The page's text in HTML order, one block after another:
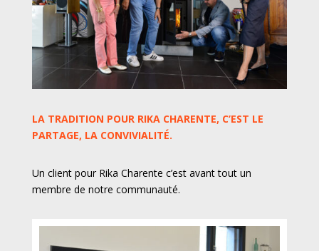
LA TRADITION POUR RIKA CHARENTE, C’EST LE
PARTAGE, LA CONVIVIALITÉ.
Un client pour Rika Charente c’est avant tout un
membre de notre communauté.